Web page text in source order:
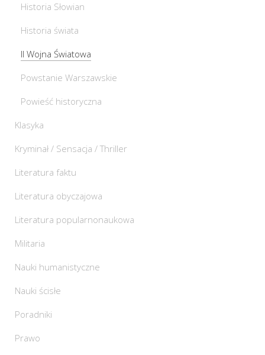
Historia Słowian
Historia świata
II Wojna Światowa
Powstanie Warszawskie
Powieść historyczna
Klasyka
Kryminał / Sensacja / Thriller
Literatura faktu
Literatura obyczajowa
Literatura popularnonaukowa
Militaria
Nauki humanistyczne
Nauki ścisłe
Poradniki
Prawo